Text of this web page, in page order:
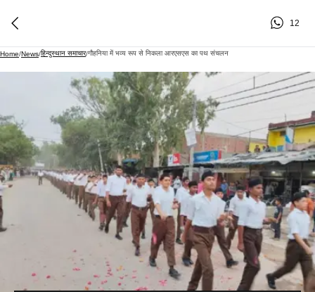
12
Home/News/हिन्दुस्थान समाचार/गौहनिया में भव्य रूप से निकला आरएसएस का पथ संचलन